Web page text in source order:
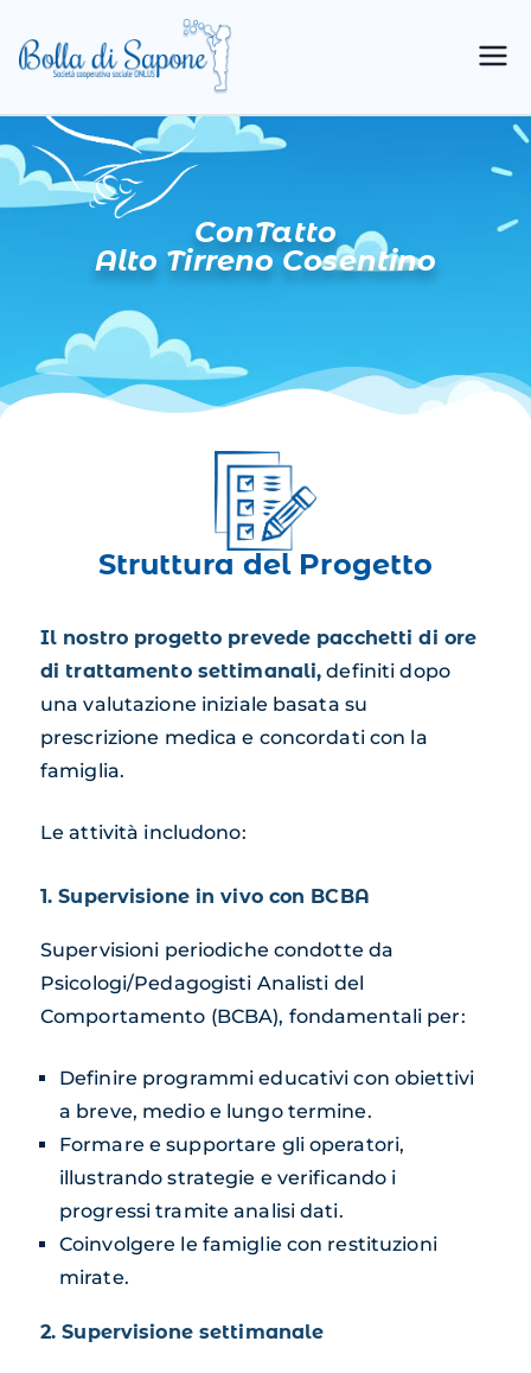
Sapone
ConTatto
Alto Tirreno Cosentino
Struttura del Progetto
Il nostro progetto prevede pacchetti di ore
di trattamento settimanali, definiti dopo
una valutazione iniziale basata su
prescrizione medica e concordati con la
famiglia.
Le attività includono:
1. Supervisione in vivo con BCBA
Supervisioni periodiche condotte da
Psicologi/Pedagogisti Analisti del
Comportamento (BCBA), fondamentali per:
Definire programmi educativi con obiettivi
a breve, medio e lungo termine.
Formare e supportare gli operatori,
illustrando strategie e verificando i
progressi tramite analisi dati.
Coinvolgere le famiglie con restituzioni
mirate.
2. Supervisione settimanale